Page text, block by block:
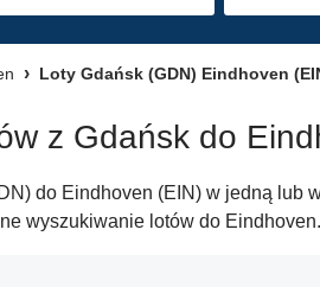
Loty Gdańsk (GDN) Eindhoven
z Gdańsk do
do Eindhoven (EIN) w jedną
wyszukiwanie lotów do